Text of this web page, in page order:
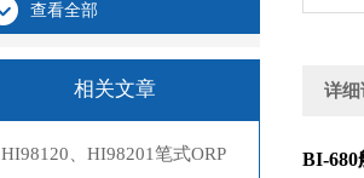
查看全部
相关文章
HI98120、HI98201笔式ORP
详细
BI-